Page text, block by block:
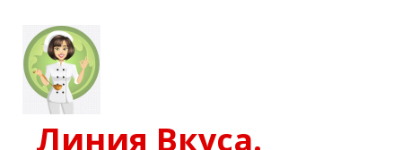
Линия Вкуса.